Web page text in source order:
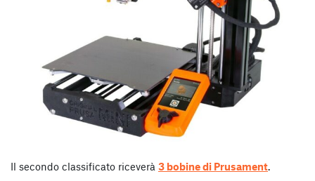
Il secondo classificato riceverà 3 bobine di Prusament.